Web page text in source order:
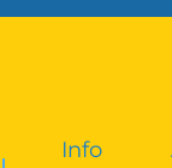
Info